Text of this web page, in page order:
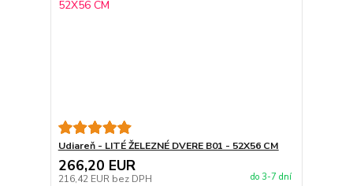
Udiareň - LITÉ ŽELEZNÉ DVERE B01 - 52X56 CM
266,20 EUR
216,42 EUR bez DPH do 3-7 dní